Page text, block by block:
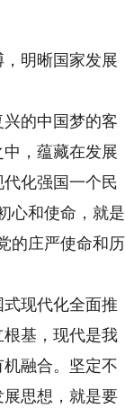
明晰国家发展
的中国梦的客
，蕴藏在发展
化强国一个民
心和使命，就是
的庄严使命和历
现代化全面推
基，现代是我
融合。坚定不
思想，就是要